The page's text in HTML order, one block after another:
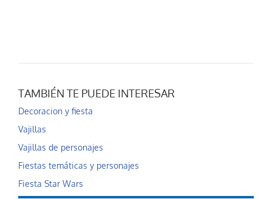
TAMBIÉN TE PUEDE INTERESAR
Decoracion y fiesta
Vajillas
Vajillas de personajes
Fiestas temáticas y personajes
Fiesta Star Wars